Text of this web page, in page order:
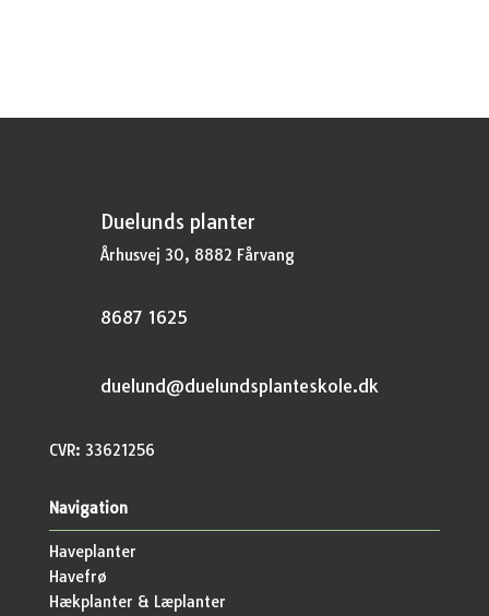
Duelunds planter
Århusvej 30, 8882 Fårvang
8687 1625
duelund@duelundsplanteskole.dk
CVR: 33621256
Navigation
Haveplanter
Havefrø
Hækplanter & Læplanter